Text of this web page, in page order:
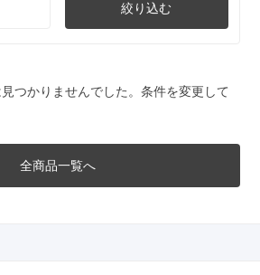
絞り込む
つかりませんでした。条件を変更して
全商品一覧へ